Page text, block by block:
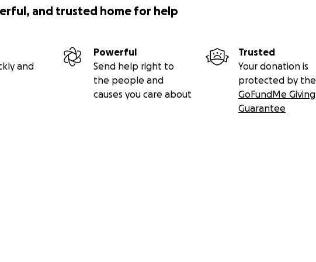
and trusted home for help
and
Powerful
Send help right to
the people and
causes you care about
Trusted
Your donation is
protected by the
GoFundMe Giving
Guarantee